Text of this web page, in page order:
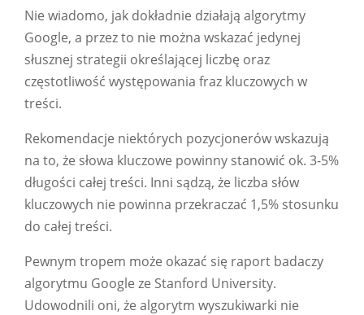
Nie wiadomo, jak dokładnie działają algorytmy
Google, a przez to nie można wskazać jedynej
słusznej strategii określającej liczbę oraz
częstotliwość występowania fraz kluczowych w
treści.
Rekomendacje niektórych pozycjonerów wskazują
na to, że słowa kluczowe powinny stanowić ok. 3-5%
długości całej treści. Inni sądzą, że liczba słów
kluczowych nie powinna przekraczać 1,5% stosunku
do całej treści.
Pewnym tropem może okazać się raport badaczy
algorytmu Google ze Stanford University.
Udowodnili oni, że algorytm wyszukiwarki nie